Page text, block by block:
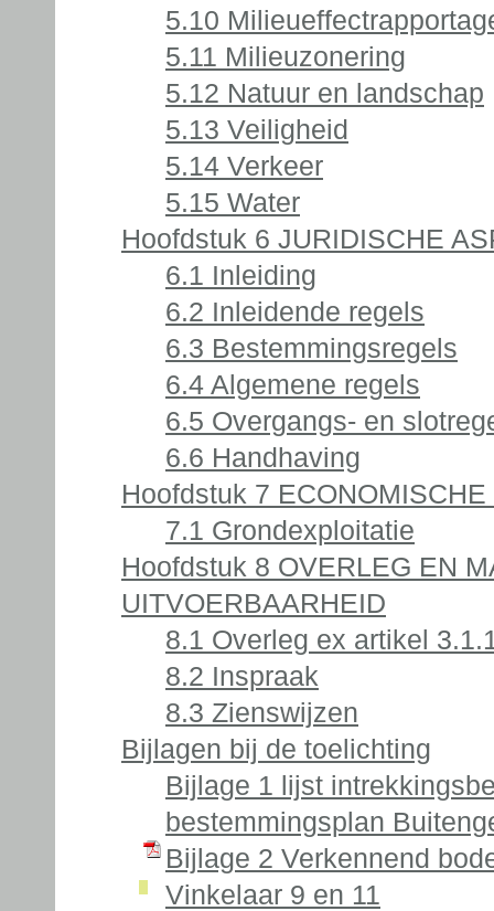
5.10
5.11 Milieuzonering
5.12 Natuur en landschap
5.13 Veiligheid
5.14 Verkeer
5.15 Water
Hoofdstuk 6 JURIDISCHE
6.1 Inleiding
6.2 Inleidende regels
6.3 Bestemmingsregels
6.4 Algemene regels
6.5 Overgangs- en
6.6 Handhaving
Hoofdstuk 7
7.1 Grondexploitatie
Hoofdstuk 8 OVERLEG EN
UITVOERBAARHEID
8.1 Overleg ex artikel
8.2 Inspraak
8.3 Zienswijzen
Bijlagen bij de toelichting
Bijlage 1 lijst
bestemmingsplan
Bijlage 2 Verkennend
Vinkelaar 9 en 11